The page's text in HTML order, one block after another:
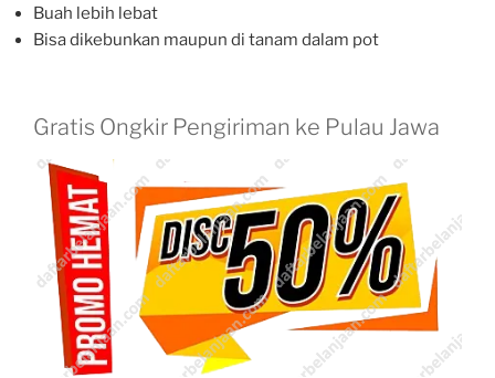
Buah lebih lebat
Bisa dikebunkan maupun di tanam dalam pot
Gratis Ongkir Pengiriman ke Pulau Jawa